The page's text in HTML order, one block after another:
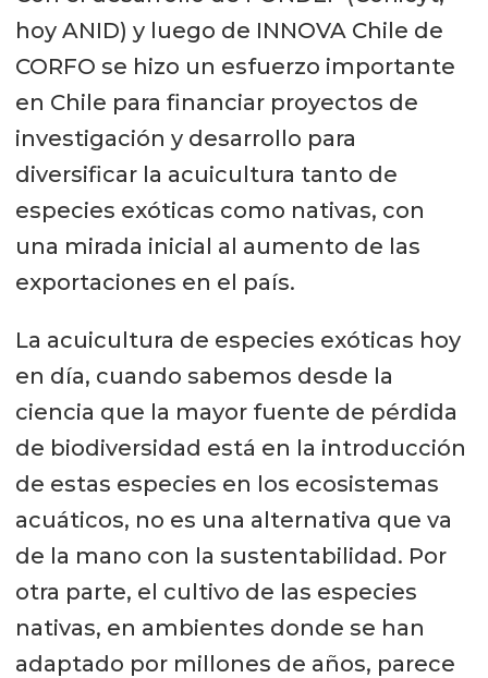
hoy ANID) y luego de INNOVA Chile de
CORFO se hizo un esfuerzo importante
en Chile para financiar proyectos de
investigación y desarrollo para
diversificar la acuicultura tanto de
especies exóticas como nativas, con
una mirada inicial al aumento de las
exportaciones en el país.
La acuicultura de especies exóticas hoy
en día, cuando sabemos desde la
ciencia que la mayor fuente de pérdida
de biodiversidad está en la introducción
de estas especies en los ecosistemas
acuáticos, no es una alternativa que va
de la mano con la sustentabilidad. Por
otra parte, el cultivo de las especies
nativas, en ambientes donde se han
adaptado por millones de años, parece